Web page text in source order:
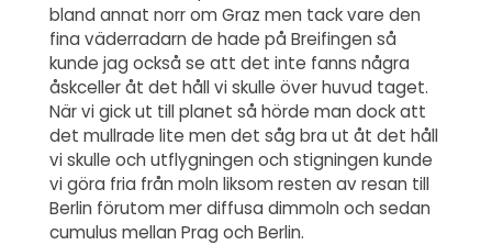
bland annat norr om Graz men tack vare den
fina väderradarn de hade på Breifingen så
kunde jag också se att det inte fanns några
åskceller åt det håll vi skulle över huvud taget.
När vi gick ut till planet så hörde man dock att
det mullrade lite men det såg bra ut åt det håll
vi skulle och utflygningen och stigningen kunde
vi göra fria från moln liksom resten av resan till
Berlin förutom mer diffusa dimmoln och sedan
cumulus mellan Prag och Berlin.